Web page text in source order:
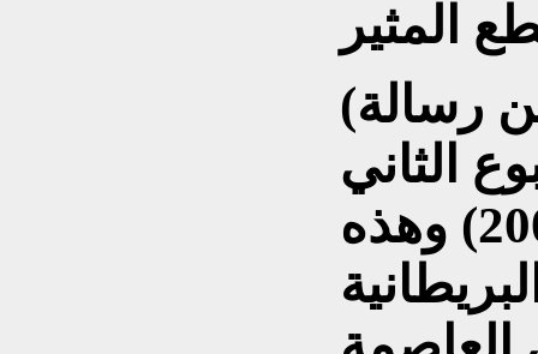
(تلقى الأستاذ علاء الدين رسالة
الثاني
للاحتلال (أواخر نيسان 2003) وهذه